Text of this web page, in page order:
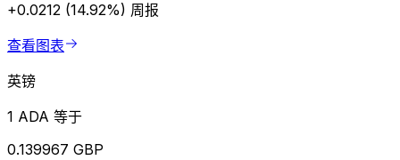
+0.0212 (14.92%) 周报
查看图表
英镑
1 ADA 等于
0.139967 GBP